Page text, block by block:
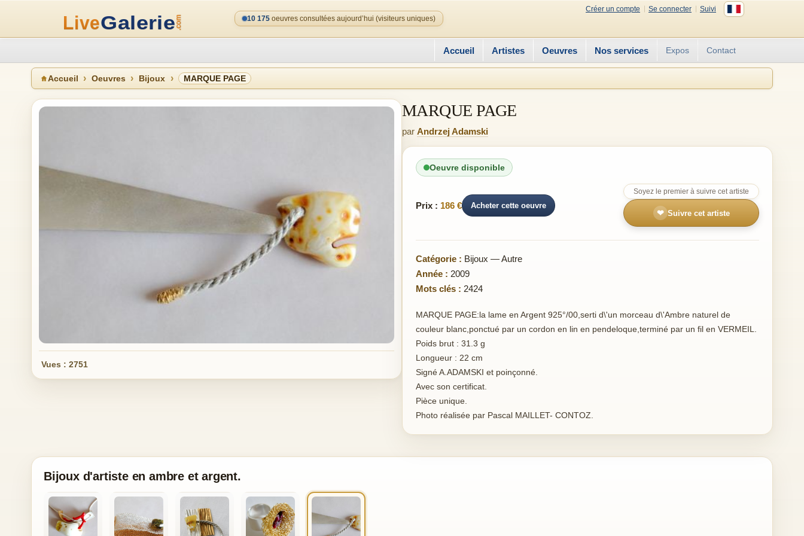
Créer un compte Se connecter
Suivi
10 175 oeuvres consultées aujourd’hui (visiteurs uniques)
Accueil Artistes Oeuvres Nos services Expos Contact
Accueil Oeuvres Bijoux MARQUE PAGE
Vues : 2751
MARQUE PAGE
par Andrzej Adamski
Oeuvre disponible
Prix : 186 € Acheter cette oeuvre
Soyez le premier à suivre cet artiste
❤ Suivre cet artiste
Catégorie : Bijoux — Autre
Année : 2009
Mots clés : 2424
MARQUE PAGE:la lame en Argent 925°/00,serti d\'un morceau d\'Ambre naturel de
couleur blanc,ponctué par un cordon en lin en pendeloque,terminé par un fil en VERMEIL.
Poids brut : 31.3 g
Longueur : 22 cm
Signé A.ADAMSKI et poinçonné.
Avec son certificat.
Pièce unique.
Photo réalisée par Pascal MAILLET- CONTOZ.
Bijoux d'artiste en ambre et argent.